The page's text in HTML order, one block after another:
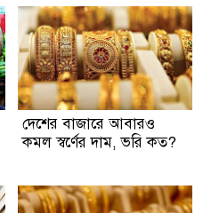
দেশের বাজারে আবারও
কমল স্বর্ণের দাম, ভরি কত?